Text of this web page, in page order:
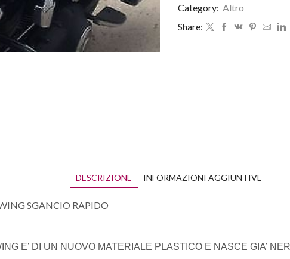
Category: Altro
Share:
DESCRIZIONE INFORMAZIONI AGGIUNTIVE
SGANCIO RAPIDO
E’ DI UN NUOVO MATERIALE PLASTICO E NASCE GIA’